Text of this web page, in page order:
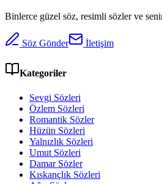
Binlerce güzel söz, resimli sözler ve
Söz Gönder İletişim
Kategoriler
Sevgi Sözleri
Özlem Sözleri
Romantik Sözler
Hüzün Sözleri
Yalnızlık Sözleri
Umut Sözleri
Damar Sözler
Kıskançlık Sözleri